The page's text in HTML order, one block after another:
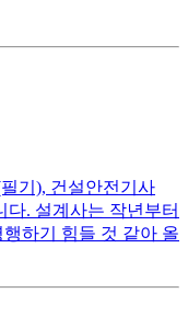
기), 건설안전기사
. 설계사는 작년부터
하기 힘들 것 같아 올